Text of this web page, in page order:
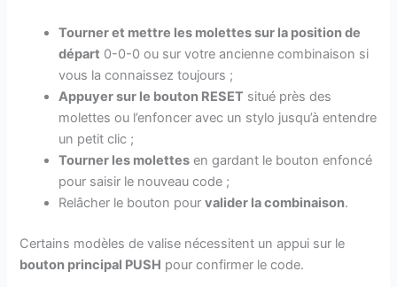
Tourner et mettre les molettes sur la position de
départ 0-0-0 ou sur votre ancienne combinaison si
vous la connaissez toujours ;
Appuyer sur le bouton RESET situé près des
molettes ou l’enfoncer avec un stylo jusqu’à entendre
un petit clic ;
Tourner les molettes en gardant le bouton enfoncé
pour saisir le nouveau code ;
Relâcher le bouton pourvalider la combinaison.
Certains modèles de valise nécessitent un appui sur le
bouton principal PUSH pour confirmer le code.